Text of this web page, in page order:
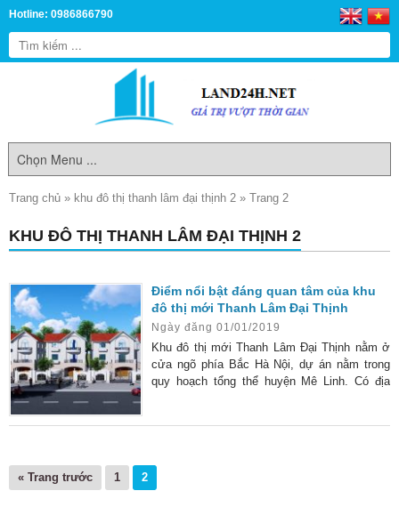
Hotline: 0986866790
Trang chủ » khu đô thị thanh lâm đại thịnh 2 » Trang 2
KHU ĐÔ THỊ THANH LÂM ĐẠI THỊNH 2
Điểm nổi bật đáng quan tâm của khu
đô thị mới Thanh Lâm Đại Thịnh
Ngày đăng 01/01/2019
Khu đô thị mới Thanh Lâm Đại Thịnh nằm ở
cửa ngõ phía Bắc Hà Nội, dự án nằm trong
quy hoạch tổng thể huyện Mê Linh. Có địa
tích là 55 ha, nằm ở xã Đại Thịnh và Thanh
« Trang trước 1 2